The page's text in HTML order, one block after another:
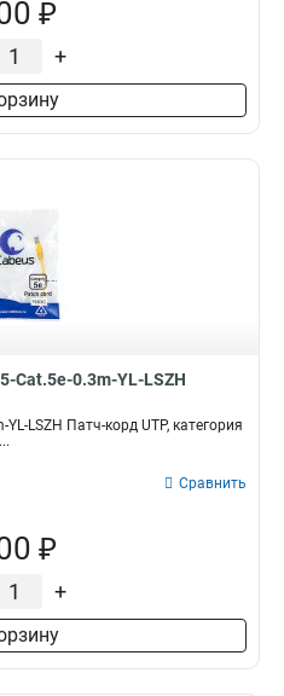
₽
+
Cat.5e-0.3m-YL-LSZH
LSZH Патч-корд UTP, категория
Сравнить
₽
+